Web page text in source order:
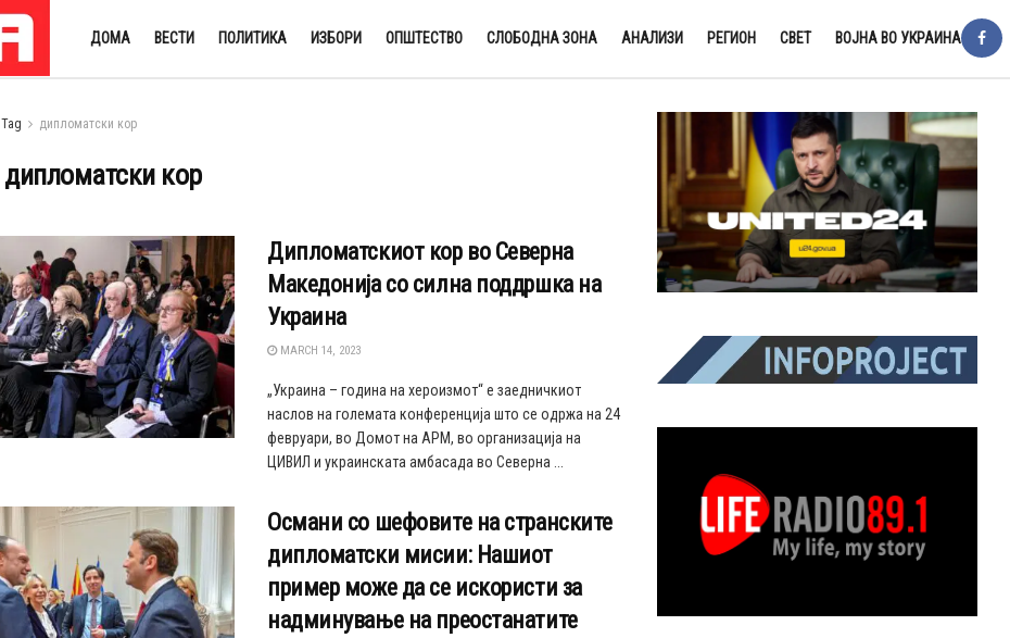
ДОМА ВЕСТИ ПОЛИТИКА ИЗБОРИ ОПШТЕСТВО СЛОБОДНА ЗОНА АНАЛИЗИ РЕГИОН СВЕТ ВОЈНА ВО УКРАИНА
Tag дипломатски кор
дипломатски кор
Дипломатскиот кор во Северна
Македонија со силна поддршка на
Украина
MARCH 14, 2023
„Украина – година на хероизмот“ е заедничкиот
наслов на големата конференција што се одржа на 24
февруари, во Домот на АРМ, во организација на
ЦИВИЛ и украинската амбасада во Северна ...
Османи со шефовите на странските
дипломатски мисии: Нашиот
пример може да се искористи за
надминување на преостанатите